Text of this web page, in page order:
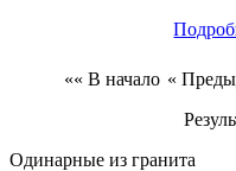
«« В начало «
Одинарные из гранита